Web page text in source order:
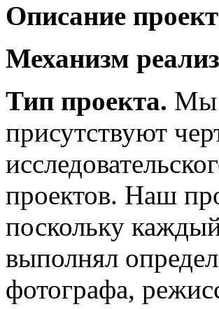
Описание
Механизм
Тип проекта. Мы
присутствуют
проектов. Наш
поскольку
выполнял
фотографа,